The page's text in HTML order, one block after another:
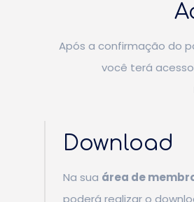
Após a confirmação do
você terá
Download
Na sua área de
poderá realizar o